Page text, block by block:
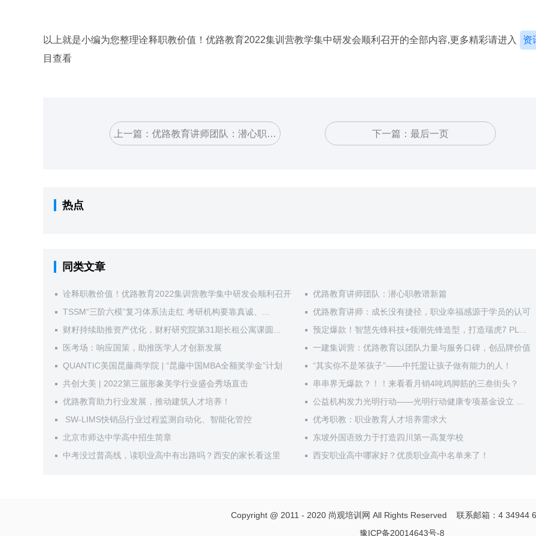
以上就是小编为您整理诠释职教价值！优路教育2022集训营教学集中研发会顺利召开的全部内容,更多精彩请进入
资
目查看
上一篇： 优路教育讲师团队：潜心职教 下一篇： 最后一页
热点
同类文章
诠释职教价值！优路教育2022集训营教学集中研发会顺利召开
优路教育讲师团队：潜心职教谱新篇
TSSM“三阶六模”复习体系法走红 考研机构要靠真诚、...
优路教育讲师：成长没有捷径，职业幸福感源于学员的认可
财籽持续助推资产优化，财籽研究院第31期长租公寓课圆...
预定爆款！智慧先锋科技+领潮先锋造型，打造瑞虎7 PL...
医考场：响应国策，助推医学人才创新发展
一建集训营：优路教育以团队力量与服务口碑，创品牌价值
QUANTIC美国昆藤商学院 | “昆藤中国MBA全额奖学金”计划
“其实你不是笨孩子”——中托盟让孩子做有能力的人！
共创大美 | 2022第三届形象美学行业盛会秀场直击
串串界无爆款？！！来看看月销4吨鸡脚筋的三叁街头？
优路教育助力行业发展，推动建筑人才培养！
公益机构发力光明行动——光明行动健康专项基金设立 ...
​ SW-LIMS快销品行业过程监测自动化、智能化管控
优考职教：职业教育人才培养需求大
北京市师达中学高中招生简章
东坡外国语致力于打造四川第一高复学校
中考没过普高线，读职业高中有出路吗？西安的家长看这里
西安职业高中哪家好？优质职业高中名单来了！
Copyright @ 2011 - 2020 尚观培训网 All Rights Reserved 联系邮箱：4 34944
豫ICP备20014643号-8